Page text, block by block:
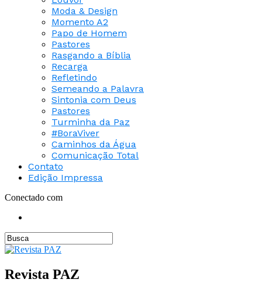
Moda & Design
Momento A2
Papo de Homem
Pastores
Rasgando a Bíblia
Recarga
Refletindo
Semeando a Palavra
Sintonia com Deus
Pastores
Turminha da Paz
#BoraViver
Caminhos da Água
Comunicação Total
Contato
Edição Impressa
Conectado com
Revista PAZ